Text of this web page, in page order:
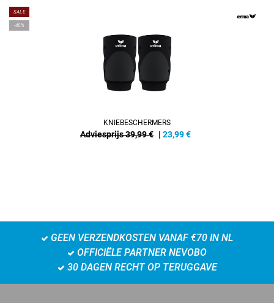
SALE
-40%
KNIEBESCHERMERS
Adviesprijs 39,99 € | 23,99€
GEEN VERZENDKOSTEN VANAF €70 IN NL
OFFICIËLE PARTNER NEVOBO
30 DAGEN RECHT OP TERUGGAVE